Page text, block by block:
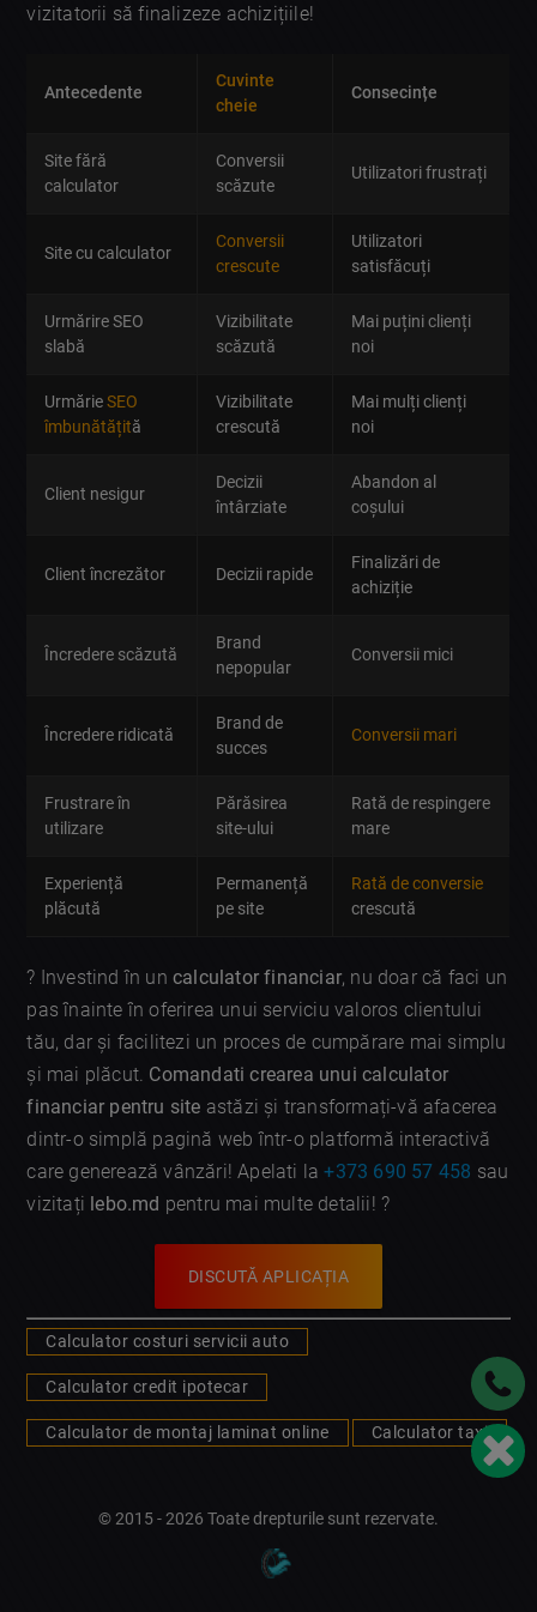
vizitatorii să finalizeze achizițiile!
Antecedente
Cuvinte
cheie
Consecințe
Site fără
calculator
Conversii
scăzute
Utilizatori frustrați
Site cu calculator
Conversii
crescute
Utilizatori
satisfăcuți
Urmărire SEO
slabă
Vizibilitate
scăzută
Mai puțini clienți
noi
UrmărieSEO
îmbunătățită
Vizibilitate
crescută
Mai mulți clienți
noi
Client nesigur
Decizii
întârziate
Abandon al
coșului
Client încrezător Decizii rapide
Finalizări de
achiziție
Încredere scăzută
Brand
nepopular
Conversii mici
Încredere ridicată
Brand de
succes
Conversii mari
Frustrare în
utilizare
Părăsirea
site-ului
Rată de respingere
mare
Experiență
plăcută
Permanență
pe site
Rată de conversie
crescută
? Investind în uncalculator financiar, nu doar că faci un
pas înainte în oferirea unui serviciu valoros clientului
tău, dar și facilitezi un proces de cumpărare mai simplu
și mai plăcut. Comandati crearea unui calculator
financiar pentru site astăzi și transformați-vă afacerea
dintr-o simplă pagină web într-o platformă interactivă
care generează vânzări! Apelati la+373 690 57 458 sau
vizitați lebo.md pentru mai multe detalii! ?
DISCUTĂ APLICAȚIA
Calculator costuri servicii auto
Calculator credit ipotecar
Calculator de montaj laminat online Calculator taxi
© 2015 - 2026 Toate drepturile sunt rezervate.